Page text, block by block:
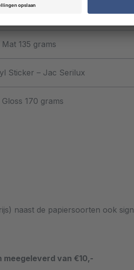
135 grams
Sticker – Jac Serilux
Gloss 170 grams
naast de papiersoorten ook
van €10,-